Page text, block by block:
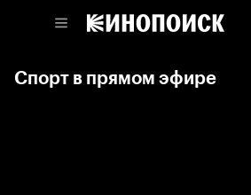
Спорт в прямом эфире